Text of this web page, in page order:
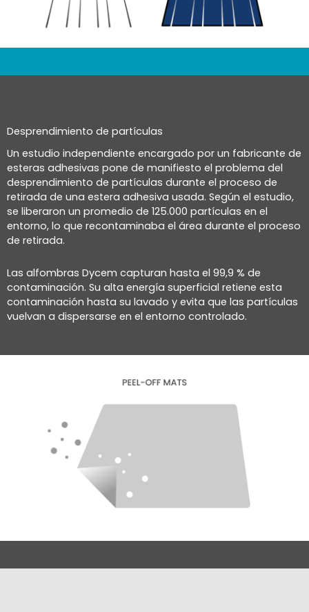
Desprendimiento de partículas
Un estudio independiente encargado por un fabricante de
esteras adhesivas pone de manifiesto el problema del
desprendimiento de partículas durante el proceso de
retirada de una estera adhesiva usada. Según el estudio,
se liberaron un promedio de 125.000 partículas en el
entorno, lo que recontaminaba el área durante el proceso
de retirada.
Las alfombras Dycem capturan hasta el 99,9 % de
contaminación. Su alta energía superficial retiene esta
contaminación hasta su lavado y evita que las partículas
vuelvan a dispersarse en el entorno controlado.